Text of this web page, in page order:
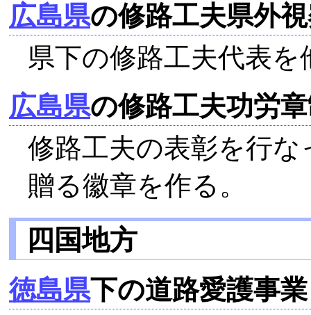
広島県の修路工夫県外
県下の修路工夫代表
広島県の修路工夫功労
修路工夫の表彰を行
贈る徽章を作る。
四国地方
徳島県下の道路愛護事業